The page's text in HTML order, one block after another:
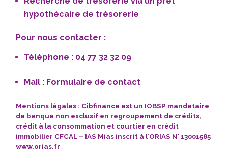
hypothécaire de trésorerie
Pour nous contacter :
Téléphone : 04 77 32 32 09
Mail : Formulaire de contact
Mentions légales : Cibfinance est un IOBSP mandataire
de banque non exclusif en regroupement de crédits,
crédit à la consommation et courtier en crédit
immobilier CFCAL – IAS Mias inscrit à l’ORIAS N° 13001585
www.orias.fr